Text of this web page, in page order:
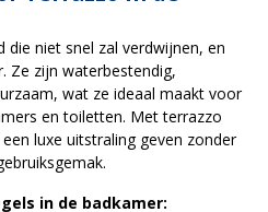
die niet snel zal verdwijnen, en
Ze zijn waterbestendig,
wat ze ideaal maakt voor
en toiletten. Met terrazzo
luxe uitstraling geven zonder
in de badkamer: